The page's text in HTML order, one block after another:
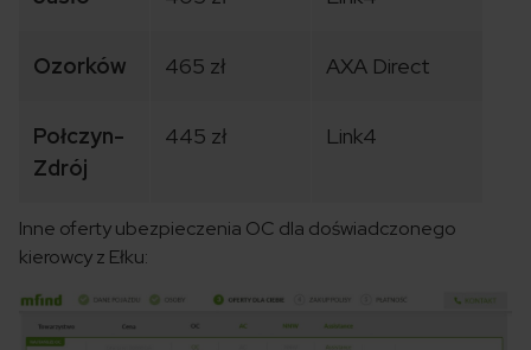
Ozorków 465 zł AXA Direct
Połczyn-
Zdrój
445 zł Link4
Inne oferty ubezpieczenia OC dla doświadczonego
kierowcy z Ełku: